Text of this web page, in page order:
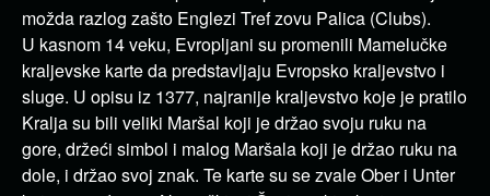
možda razlog zašto Englezi Tref zovu Palica (Clubs).
U kasnom 14 veku, Evropljani su promenili Mamelučke
kraljevske karte da predstavljaju Evropsko kraljevstvo i
sluge. U opisu iz 1377, najranije kraljevstvo koje je pratilo
Kralja su bili veliki Maršal koji je držao svoju ruku na
gore, držeći simbol i malog Maršala koji je držao ruku na
dole, i držao svoj znak. Te karte su se zvale Ober i Unter